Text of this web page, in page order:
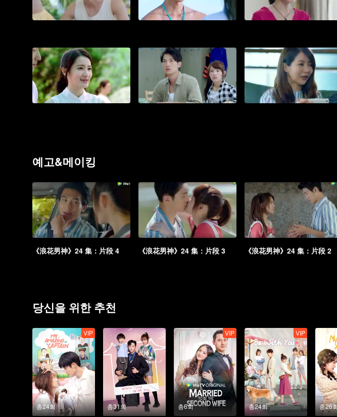
예고&메이킹
《浪花男神》24 集：片段 4 《浪花男神》24 集：片段 3 《浪花男神》24 集：片段 2
당신을 위한 추천
총24회
VIP
총31회 총6회
VIP
총24회
VIP
총26